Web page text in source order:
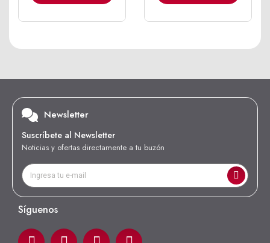
Newsletter
Suscríbete al Newsletter
Noticias y ofertas directamente a tu buzón
Síguenos